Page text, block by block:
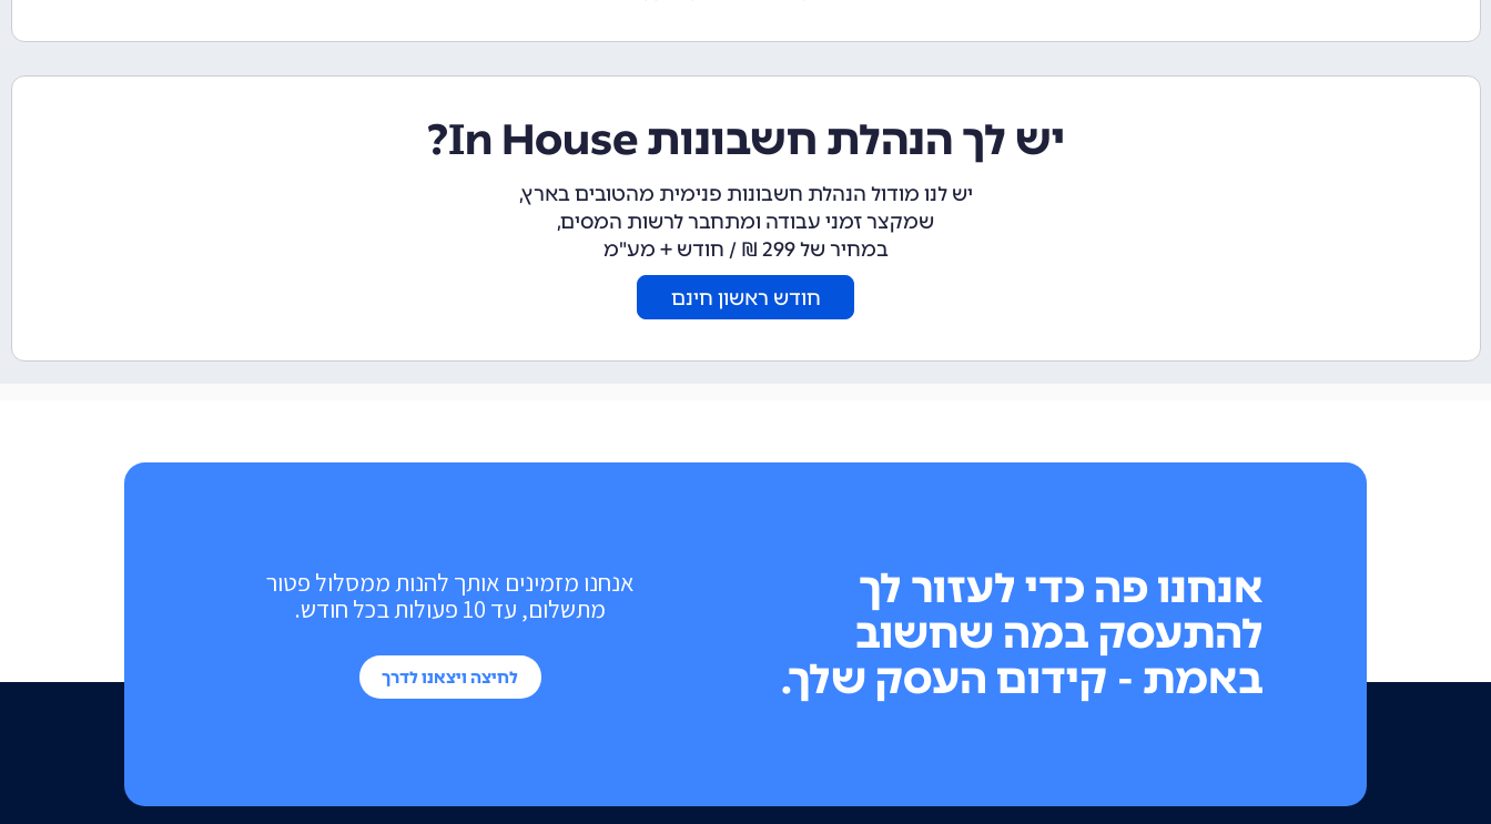
אנחנו מזמינים אותך להנות ממסלול פטור
מתשלום, עד 10 פעולות בכל חודש.
לחיצה ויצאנו לדרך
אנחנו פה כדי לעזור לך
להתעסק במה שחשוב
באמת - קידום העסק שלך.